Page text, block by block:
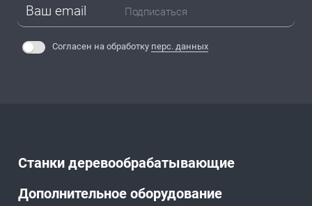
Станки деревообрабатывающие
Дополнительное оборудование
Подписаться
Согласен на обработку перс. данных